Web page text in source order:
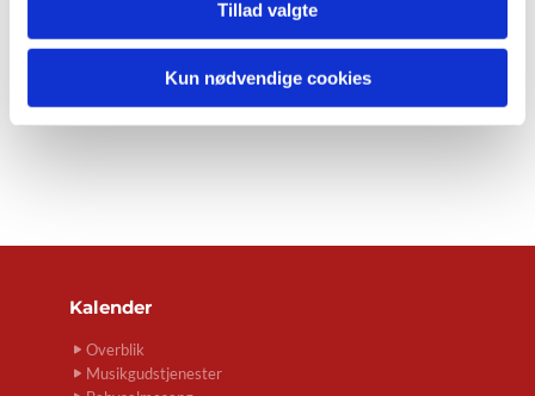
Tillad valgte
Kun nødvendige cookies
Kalender
Overblik
Musikgudstjenester